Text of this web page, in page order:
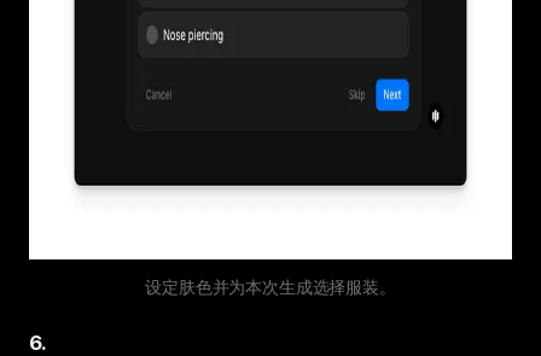
设定肤色并为本次生成选择服装。
6.